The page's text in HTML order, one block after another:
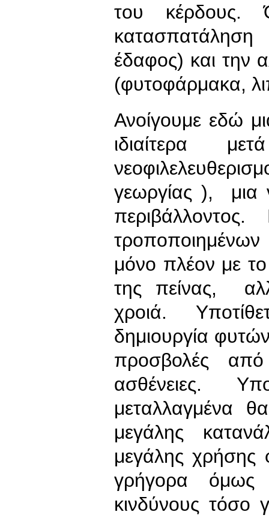
του κέρδους.
έδαφος) και την
(φυτοφάρμακα,
Ανοίγουμε εδώ
ιδιαίτερα
γεωργίας ), μια
τροποποιημένων
μόνο πλέον με το
της πείνας,
χροιά.
δημιουργία
προσβολές
ασθένειες.
μεταλλαγμένα
μεγάλης
μεγάλης
γρήγορα όμως
κινδύνους τόσο